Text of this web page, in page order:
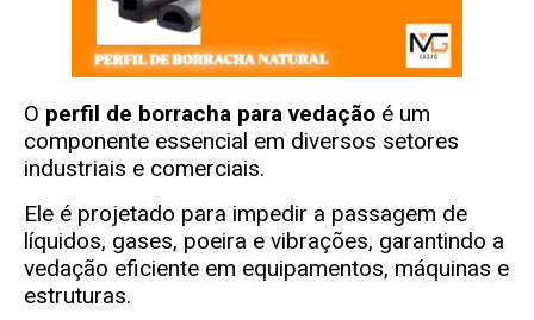
O perfil de borracha para vedação é um
componente essencial em diversos setores
industriais e comerciais.
Ele é projetado para impedir a passagem de
líquidos, gases, poeira e vibrações, garantindo a
vedação eficiente em equipamentos, máquinas e
estruturas.